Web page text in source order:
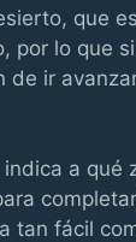
que
por lo que
de ir
a qué
tan fácil